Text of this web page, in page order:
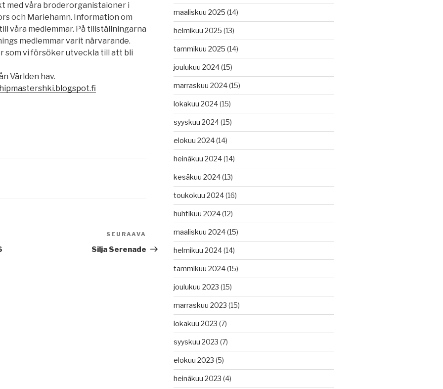
med våra broderorganistaioner i
och Mariehamn. Information om
våra medlemmar. På tillställningarna
medlemmar varit närvarande.
som vi försöker utveckla till att bli
Världen hav.
Seuraava
artikkeli
SEURAAVA
Silja Serenade
maaliskuu 2025 (14)
helmikuu 2025 (13)
tammikuu 2025 (14)
joulukuu 2024(15)
marraskuu 2024(15)
lokakuu 2024(15)
syyskuu 2024(15)
elokuu 2024(14)
heinäkuu 2024(14)
kesäkuu 2024(13)
toukokuu 2024(16)
huhtikuu 2024(12)
maaliskuu 2024(15)
helmikuu 2024(14)
tammikuu 2024(15)
joulukuu 2023 (15)
marraskuu 2023 (15)
lokakuu 2023 (7)
syyskuu 2023 (7)
elokuu 2023 (5)
heinäkuu 2023 (4)